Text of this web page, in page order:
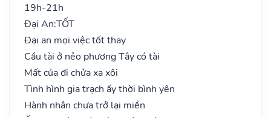
19h-21h
Đại An:TỐT
Đại an mọi việc tốt thay
Cầu tài ở nẻo phương Tây có tài
Mất của đi chửa xa xôi
Tình hình gia trạch ấy thời bình yên
Hành nhân chưa trở lại miền